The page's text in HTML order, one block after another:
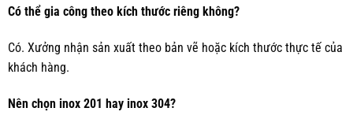
Có thể gia công theo kích thước riêng không?
Có. Xưởng nhận sản xuất theo bản vẽ hoặc kích thước thực tế của
khách hàng.
Nên chọn inox 201 hay inox 304?